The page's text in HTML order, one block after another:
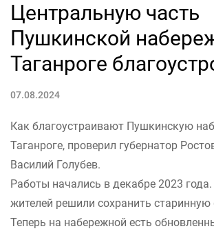
Центральную часть
Пушкинской
Таганроге
07.08.2024
Как благоустраивают Пушкинскую
Таганроге, проверил губернатор
Василий Голубев.
Работы начались в декабре 2023
жителей решили сохранить старинную
Теперь на набережной есть